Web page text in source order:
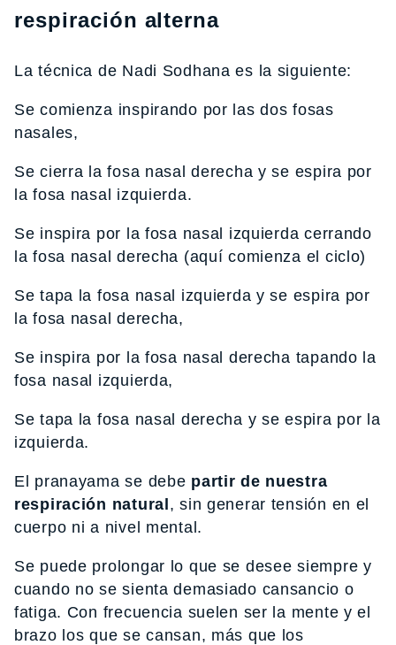
respiración alterna
La técnica de Nadi Sodhana es la siguiente:
Se comienza inspirando por las dos fosas
nasales,
Se cierra la fosa nasal derecha y se espira por
la fosa nasal izquierda.
Se inspira por la fosa nasal izquierda cerrando
la fosa nasal derecha (aquí comienza el ciclo)
Se tapa la fosa nasal izquierda y se espira por
la fosa nasal derecha,
Se inspira por la fosa nasal derecha tapando la
fosa nasal izquierda,
Se tapa la fosa nasal derecha y se espira por la
izquierda.
El pranayama se debe partir de nuestra
respiración natural, sin generar tensión en el
cuerpo ni a nivel mental.
Se puede prolongar lo que se desee siempre y
cuando no se sienta demasiado cansancio o
fatiga. Con frecuencia suelen ser la mente y el
brazo los que se cansan, más que los